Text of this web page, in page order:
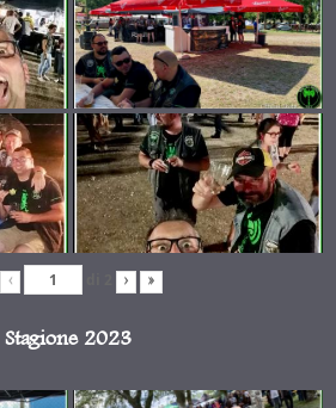
‹ › »
Stagione 2023